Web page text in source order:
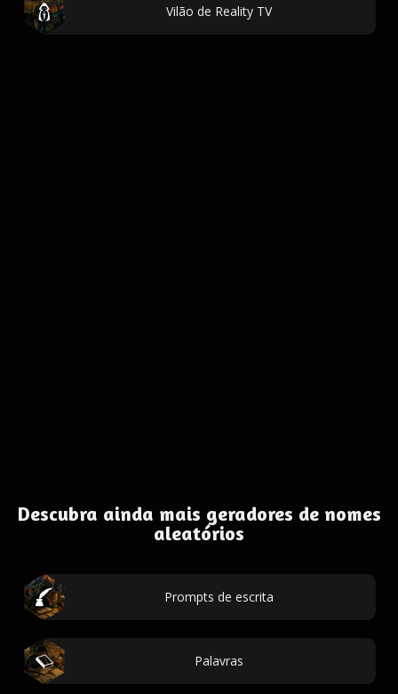
Vilão de Reality TV
Descubra ainda mais geradores de nomes
aleatórios
Prompts de escrita
Palavras